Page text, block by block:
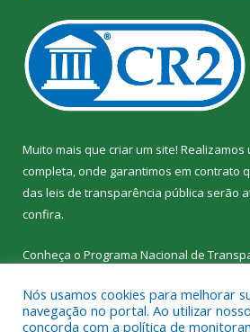
Muito mais que criar um site!
completa, onde garantimos em contrato
das leis de transparência pública serão
confira.
Conheça o Programa Nacional de
Nós usamos cookies para melhorar
navegação no portal. Ao utilizar
concorda com a política de